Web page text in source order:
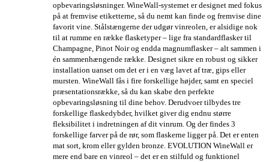
opbevaringsløsninger. WineWall-systemet er designet med fokus
på at fremvise etiketterne, så du nemt kan finde og fremvise dine
favorit vine. Stålstængerne der udgør vinreolen, er alsidige nok
til at rumme en række flasketyper – lige fra standardflasker til
Champagne, Pinot Noir og endda magnumflasker – alt sammen i
én sammenhængende række. Designet sikre en robust og sikker
installation uanset om det er i en væg lavet af træ, gips eller
mursten. WineWall fås i fire forskellige højder, samt en speciel
præsentationsrække, så du kan skabe den perfekte
opbevaringsløsning til dine behov. Derudvoer tilbydes tre
forskellige flaskedybder, hvilket giver dig endnu større
fleksibilitet i indretningen af dit vinrum. Og der findes 3
forskellige farver på de rør, som flaskerne ligger på. Det er enten
mat sort, krom eller gylden bronze. EVOLUTION WineWall er
mere end bare en vinreol – det er en stilfuld og funktionel